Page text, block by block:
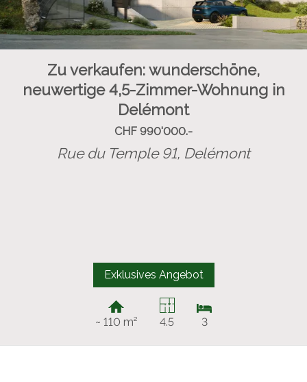
Zu verkaufen: wunderschöne,
neuwertige 4,5-Zimmer-Wohnung in
Delémont
CHF 990'000.-
Rue du Temple 91, Delémont
Exklusives Angebot
~ 110 m² 4.5 3